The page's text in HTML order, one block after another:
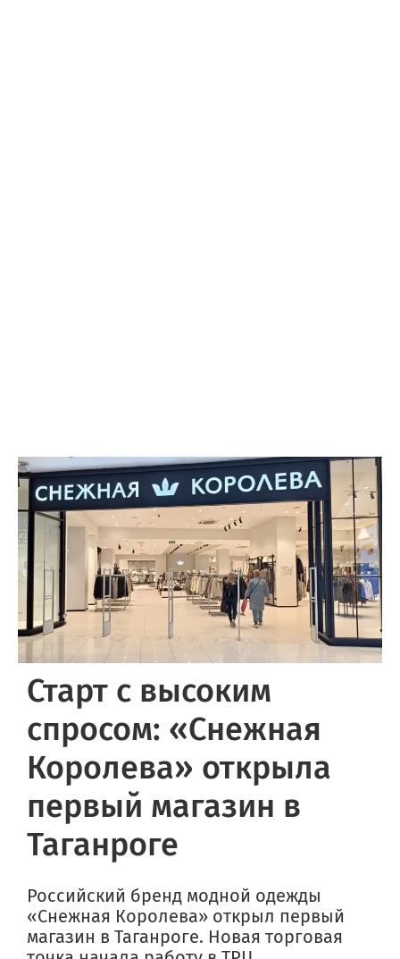
Старт с высоким
спросом: «Снежная
Королева» открыла
первый магазин в
Таганроге
Российский бренд модной одежды
«Снежная Королева» открыл первый
магазин в Таганроге. Новая торговая